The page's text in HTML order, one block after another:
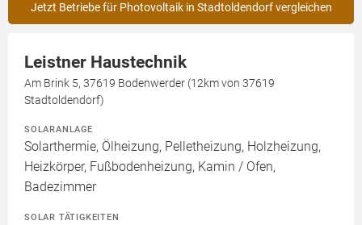
Jetzt Betriebe für Photovoltaik in Stadtoldendorf vergleichen
Leistner Haustechnik
Am Brink 5, 37619 Bodenwerder (12km von 37619
Stadtoldendorf)
SOLARANLAGE
Solarthermie, Ölheizung, Pelletheizung, Holzheizung,
Heizkörper, Fußbodenheizung, Kamin / Ofen,
Badezimmer
SOLAR TÄTIGKEITEN